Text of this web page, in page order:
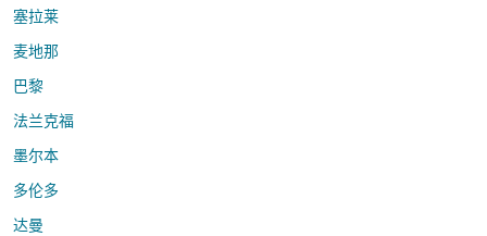
塞拉莱
麦地那
巴黎
法兰克福
墨尔本
多伦多
达曼